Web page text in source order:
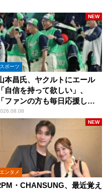
スポーツ
本昌氏、ヤクルトにエール
「自信を持って欲しい」、
「ファンの方も毎日応援して
れています」
NEW
エンタメ
・CHANSUNG、最近覚え
NEW